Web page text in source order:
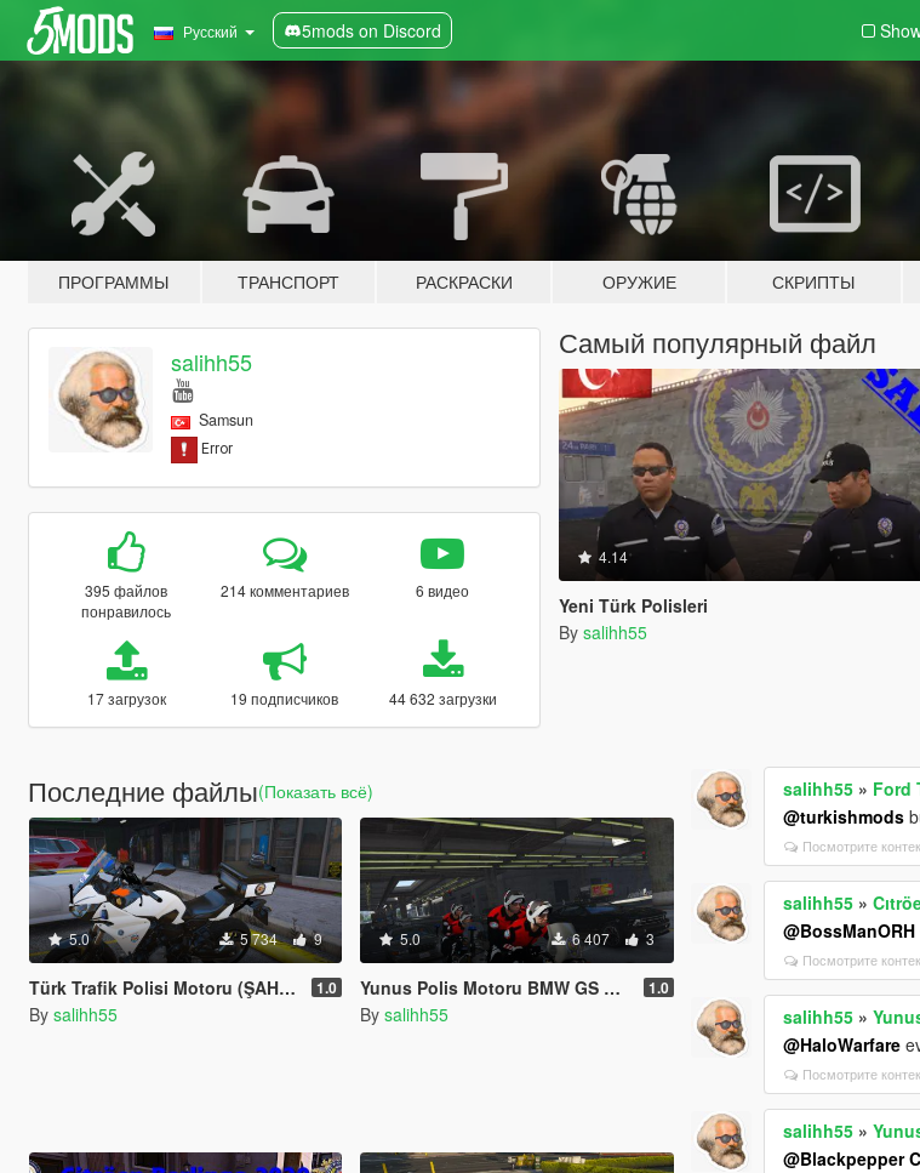
Русский 5mods on Discord
ПРОГРАММЫ ТРАНСПОРТ РАСКРАСКИ ОРУЖИЕ СКРИПТЫ
salihh55
Samsun
395 файлов
понравилось
214 комментариев 6 видео
17 загрузок 19 подписчиков 44 632 загрузки
Самый популярный файл
4.14
Yeni Türk Polisleri
By salihh55
Последние файлы(Показать всё)
5.0 5 734 9
Türk Trafik Polisi Motoru (ŞAHİN) Yamaha 1.0
By salihh55
5.0 6 407 3
Yunus Polis Motoru BMW GS R 1200 1.0
By salihh55
salihh55 » Ford
@turkishmods
Посмотрите
salihh55 »
@BossManORH
Посмотрите
salihh55 »
@HaloWarfare
Посмотрите
salihh55 »
@Blackpepper